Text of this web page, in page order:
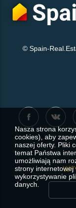
© Spain-
Nasza strona
cookies), aby
naszej oferty. Pliki
temat Państwa
umożliwiają nam
strony internetowej
wykorzystywanie
danych.